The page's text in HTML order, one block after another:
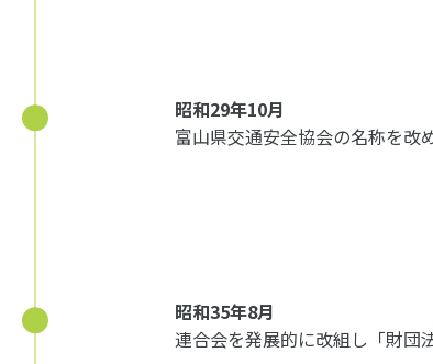
昭和29年10月
富山県交通安全協会の名称を改
昭和35年8月
連合会を発展的に改組し「財団